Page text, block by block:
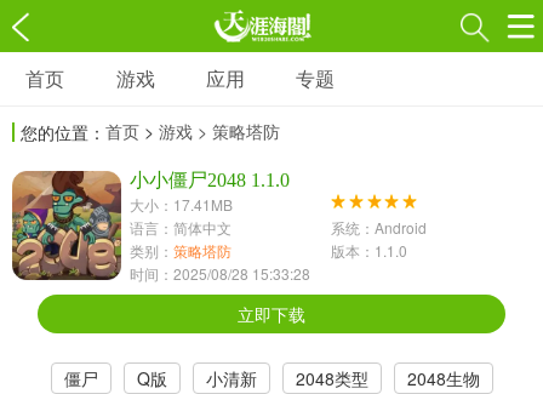
游戏
3697款应用
1597款应用
休闲益智
13387款应用
2196款应用
1072款应用
418款应用
568款应用
首页 游戏 应用 专题
您的位置： 首页 > 游戏 > 策略塔防
小小僵尸2048 1.1.0
大小：17.41MB
语言：简体中文
系统：Android
类别： 策略塔防
版本：1.1.0
时间：2025/08/28 15:33:28
立即下载
僵尸 Q版 小清新 2048类型
2048生物